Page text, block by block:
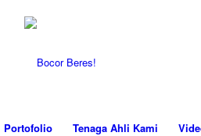
Portofolio Tenaga Ahli Kami